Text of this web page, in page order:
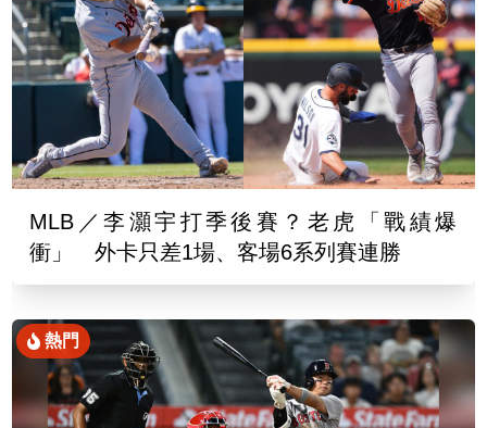
MLB／李灝宇打季後賽？老虎「戰績爆
衝」 外卡只差1場、客場6系列賽連勝
熱門